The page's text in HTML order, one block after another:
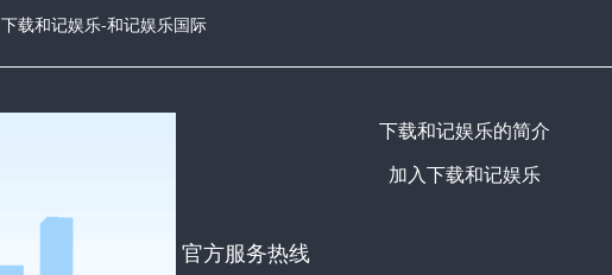
下载和记娱乐-和记娱乐国际
官方服务热线
下载和记娱乐的简介
加入下载和记娱乐